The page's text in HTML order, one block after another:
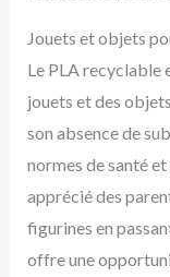
Jouets et objets
Le PLA recyclable
jouets et des
son absence de
normes de santé
apprécié des
figurines en
offre une